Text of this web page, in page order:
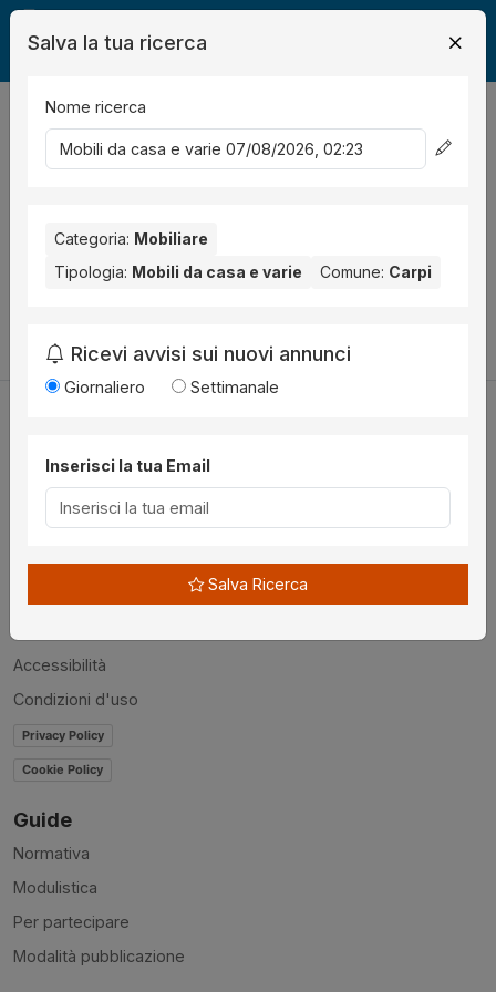
Legalmente Mobili
risultati Ordina per
risultato per la Provincia selezionata:
Prova a modificare i parametri di ricerca:
Utilità
Chi siamo
Disclaimer
Accessibilità
Condizioni d'uso
Privacy Policy
Cookie Policy
Guide
Normativa
Modulistica
Per partecipare
Modalità pubblicazione
Salva la tua ricerca
Nome ricerca
Categoria: Mobiliare
Tipologia: Mobili da casa e varie Comune: Carpi
Ricevi avvisi sui nuovi annunci
Giornaliero Settimanale
Inserisci la tua Email
Salva Ricerca